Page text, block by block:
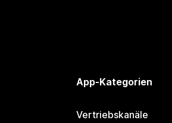
App-Kategorien
Vertriebskanäle